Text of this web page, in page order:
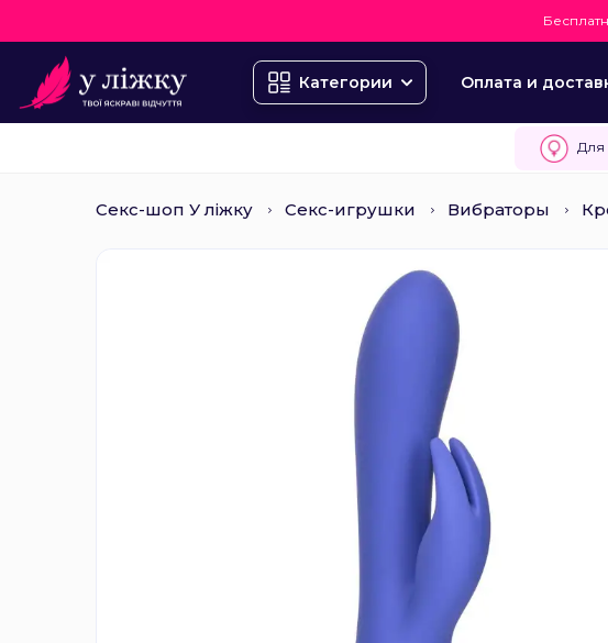
Категории Оплата и
Для
Секс-шоп У ліжку Секс-игрушки Вибраторы